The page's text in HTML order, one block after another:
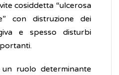
cosiddetta “ulcerosa
con distruzione dei
e spesso disturbi
ruolo determinante